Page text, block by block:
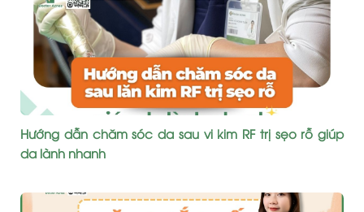
Hướng dẫn chăm sóc da sau vi kim RF trị sẹo rỗ giúp
da lành nhanh